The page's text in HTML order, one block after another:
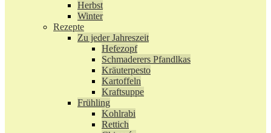
Herbst
Winter
Rezepte
Zu jeder Jahreszeit
Hefezopf
Schmaderers Pfandlkas
Kräuterpesto
Kartoffeln
Kraftsuppe
Frühling
Kohlrabi
Rettich